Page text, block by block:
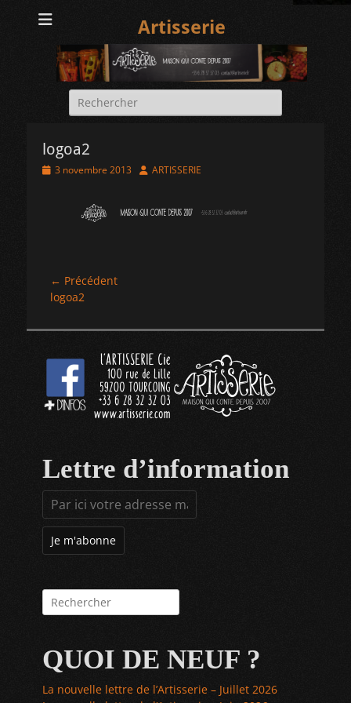
Artisserie
Rechercher :
logoa2
Posted
3 novembre 2013 Author
ARTISSERIE
Navigation
de
← Précédent
Article
logoa2
Lettre d’information
Rechercher :
QUOI DE NEUF ?
La nouvelle lettre de l’Artisserie – Juillet 2026